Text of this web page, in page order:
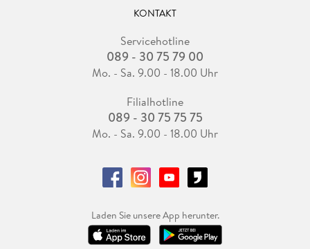
KONTAKT
Servicehotline
089 - 30 75 79 00
Mo. - Sa. 9.00 - 18.00 Uhr
Filialhotline
089 - 30 75 75 75
Mo. - Sa. 9.00 - 18.00 Uhr
Laden Sie unsere App herunter.